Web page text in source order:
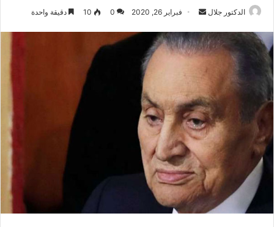
الدكتور جلال
أرسل
إلكترونيا
فبراير 26, 2020 0
10 دقيقة واحدة